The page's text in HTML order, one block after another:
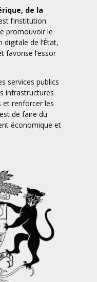
de la
l’institution
promouvoir le
de l’État,
favorise l’essor
services publics
infrastructures
et renforcer les
de faire du
économique et